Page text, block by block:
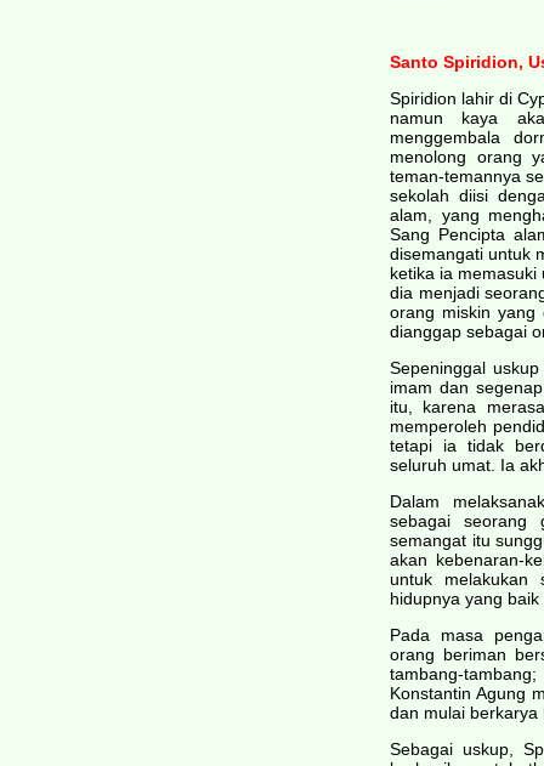
Santo Spiridion,
Spiridion lahir di
namun kaya
menggembala
menolong orang
teman-temannya
sekolah diisi
alam, yang
Sang Pencipta
disemangati untuk
ketika ia
dia menjadi
orang miskin yang
dianggap sebagai
Sepeninggal
imam dan
itu, karena
memperoleh
tetapi ia tidak
seluruh umat. Ia
Dalam
sebagai seorang
semangat itu
akan kebenaran-
untuk melakukan
hidupnya yang
Pada masa
orang beriman
tambang-
Konstantin Agung
dan mulai berkarya
Sebagai uskup,